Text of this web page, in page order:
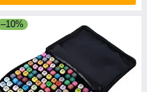
–10%